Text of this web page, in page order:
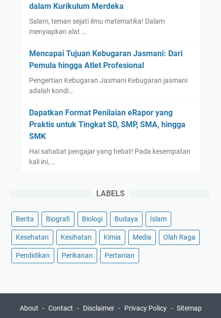
dalam Kurikulum Merdeka
Salam, teman sejati ilmu matematika! Dalam
menyiapkan alat …
Mencapai Tujuan Kebugaran Jasmani: Dari
Pemula hingga Atlet Profesional
Pengertian Kebugaran Jasmani Kebugaran jasmani
adalah kondi…
Dapatkan Format Penilaian eRapor yang
Praktis untuk Tingkat SD, SMP, SMA, hingga
SMK
Hai sahabat pengajar yang hebat! Pada kesempatan
kali ini, …
LABELS
Berita Biografi Biologi Budaya Islam
Kesehatan Kesihatan Kimia Media Olah Raga
Pendidikan Perikanan Pertanian
About Contact Disclaimer Privacy Policy Sitemap